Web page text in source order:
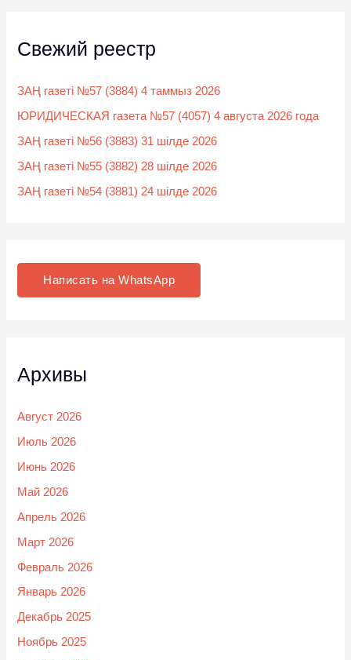
Свежий реестр
ЗАҢ газеті №57 (3884) 4 таммыз 2026
ЮРИДИЧЕСКАЯ газета №57 (4057) 4 августа 2026 года
ЗАҢ газеті №56 (3883) 31 шілде 2026
ЗАҢ газеті №55 (3882) 28 шілде 2026
ЗАҢ газеті №54 (3881) 24 шілде 2026
Написать на WhatsApp
Архивы
Август 2026
Июль 2026
Июнь 2026
Май 2026
Апрель 2026
Март 2026
Февраль 2026
Январь 2026
Декабрь 2025
Ноябрь 2025